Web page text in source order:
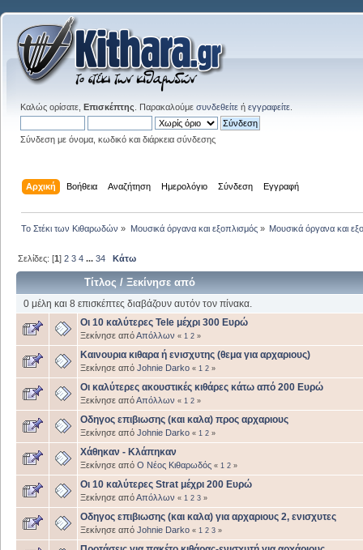
Καλώς ορίσατε, Επισκέπτης . Παρακαλούμε συνδεθείτε ή εγγραφείτε
Σύνδεση με όνομα, κωδικό και διάρκεια σύνδεσης
Αρχική Βοήθεια Αναζήτηση Ημερολόγιο Σύνδεση Εγγραφή
Το Στέκι των Κιθαρωδών » Μουσικά όργανα και εξοπλισμός» Μουσικά όργανα και
Σελίδες: [1]2 3 4 ...34 Κάτω
Τίτλος /Ξεκίνησε από
0 μέλη και 8 επισκέπτες διαβάζουν αυτόν τον πίνακα.
Οι 10 καλύτερες Tele μέχρι 300 Ευρώ
Ξεκίνησε απόΑπόλλων « 1 2 »
Καινουρια κιθαρα ή ενισχυτης (θεμα για αρχαριους)
Ξεκίνησε από Johnie Darko « 1 2 »
Oι καλύτερες ακουστικές κιθάρες κάτω από 200 Ευρώ
Ξεκίνησε απόΑπόλλων « 1 2 »
Οδηγος επιβιωσης (και καλα) προς αρχαριους
Ξεκίνησε από Johnie Darko « 1 2 »
Χάθηκαν - Κλάπηκαν
Ξεκίνησε από Ο Νέος Κιθαρωδός « 1 2 »
Οι 10 καλύτερες Strat μέχρι 200 Ευρώ
Ξεκίνησε απόΑπόλλων « 1 2 3 »
Οδηγος επιβιωσης (και καλα) για αρχαριους 2, ενισχυτες
Ξεκίνησε από Johnie Darko « 1 2 3 »